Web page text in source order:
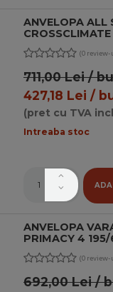
ANVELOPA ALL
(0
711,00 Lei /
427,18 Lei /
(pret cu TVA
Intreaba stoc
ANVELOPA
PRIMACY 4 195/
(0
692,00 Lei /